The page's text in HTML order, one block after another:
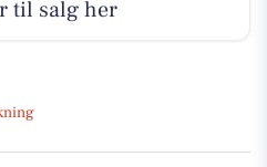
til salg her